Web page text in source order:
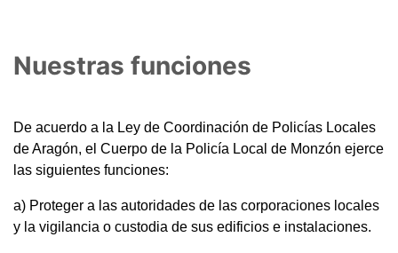
Nuestras funciones
De acuerdo a la Ley de Coordinación de Policías Locales
de Aragón, el Cuerpo de la Policía Local de Monzón ejerce
las siguientes funciones:
a) Proteger a las autoridades de las corporaciones locales
y la vigilancia o custodia de sus edificios e instalaciones.